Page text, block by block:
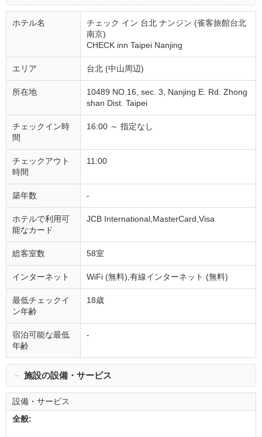
ホテル名
チェック イン 台北 ナンジン (雀客旅館台北
南京)
CHECK inn Taipei Nanjing
エリア 台北 (中山周辺)
所在地
10489 NO.16, sec. 3, Nanjing E. Rd. Zhong
shan Dist. Taipei
チェックイン時
間
16:00 ～ 指定なし
チェックアウト
時間
11:00
築年数 -
ホテルで利用可
能なカード
JCB International,MasterCard,Visa
総客室数 58室
インターネット WiFi (無料),有線インターネット (無料)
最低チェックイ
ン年齢
18歳
宿泊可能な最低
年齢
-
－ 施設の設備・サービス
設備・サービス
全般: